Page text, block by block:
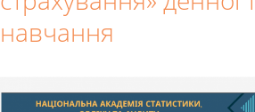
навчання